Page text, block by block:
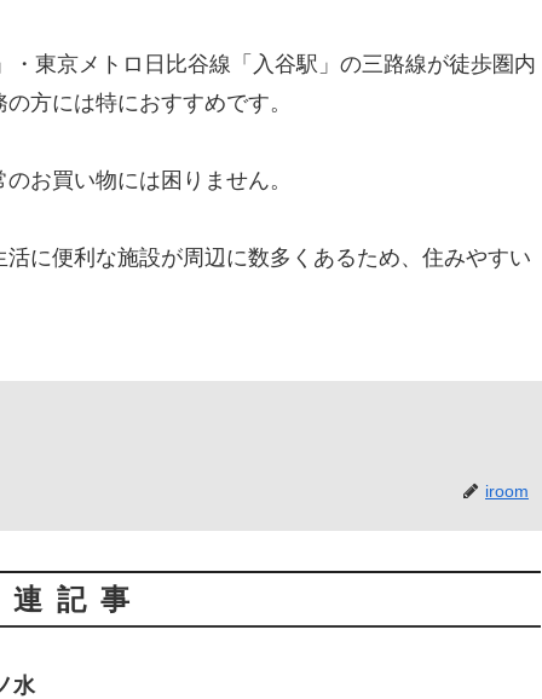
東京メトロ日比谷線「入谷駅」の三路線が徒歩圏内
方には特におすすめです。
お買い物には困りません。
に便利な施設が周辺に数多くあるため、住みやすい
iroom
連記事
水